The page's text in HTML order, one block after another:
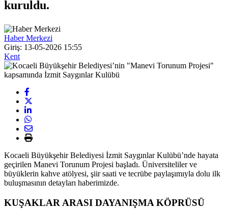
kuruldu.
Haber Merkezi
Giriş: 13-05-2026 15:55
Kent
Kocaeli Büyükşehir Belediyesi İzmit Saygınlar Kulübü’nde hayata
geçirilen Manevi Torunum Projesi başladı. Üniversiteliler ve
büyüklerin kahve atölyesi, şiir saati ve tecrübe paylaşımıyla dolu ilk
buluşmasının detayları haberimizde.
KUŞAKLAR ARASI DAYANIŞMA KÖPRÜSÜ